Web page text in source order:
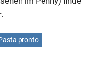
pronto